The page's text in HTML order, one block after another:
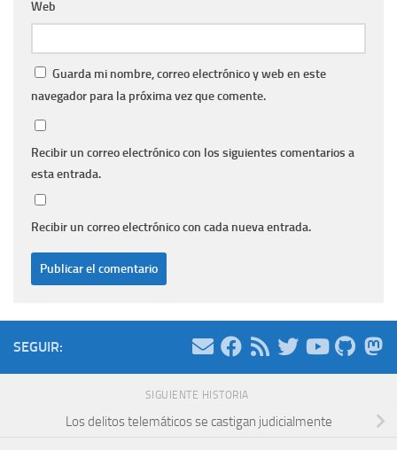
Web
Guarda mi nombre, correo electrónico y web en este
navegador para la próxima vez que comente.
Recibir un correo electrónico con los siguientes comentarios a
esta entrada.
Recibir un correo electrónico con cada nueva entrada.
SEGUIR:
SIGUIENTE HISTORIA
Los delitos telemáticos se castigan judicialmente